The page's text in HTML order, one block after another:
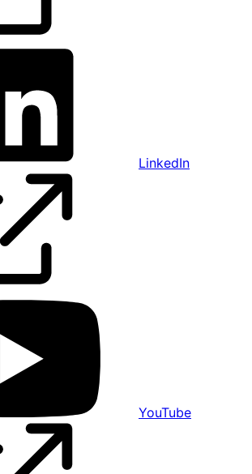
LinkedIn
YouTube